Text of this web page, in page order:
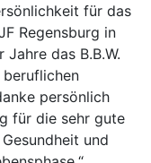
für das
Regensburg in
das B.B.W.
persönlich
für die sehr gute
und